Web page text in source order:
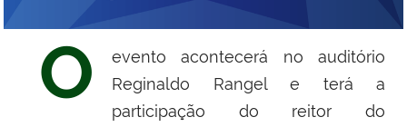
O
evento acontecerá no auditório
Reginaldo Rangel e terá a
participação do reitor do